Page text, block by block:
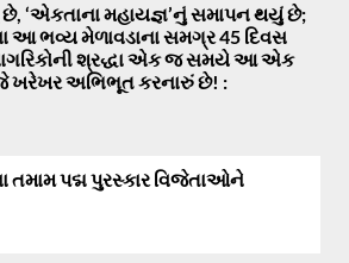
‘એકતાના મહાયજ્ઞ’નું સમાપન થયું છે;
આ ભવ્ય મેળાવડાના સમગ્ર 45 દિવસ
શ્રદ્ધા એક જ સમયે આ એક
ખરેખર અભિભૂત કરનારું છે! :
તમામ પદ્મ પુરસ્કાર વિજેતાઓને